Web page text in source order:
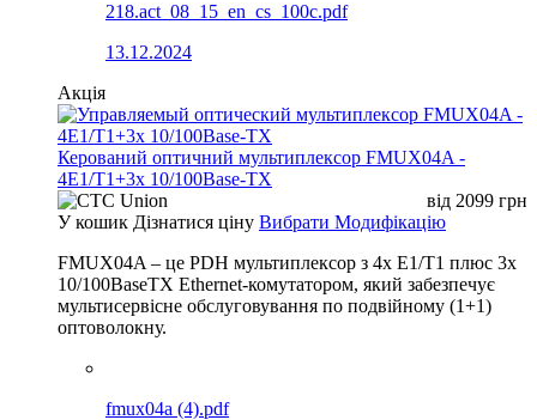
218.act_08_15_en_cs_100c.pdf
13.12.2024
Акція
Керований оптичний мультиплексор FMUX04A -
4E1/T1+3x 10/100Base-TX
від 2099 грн
У кошик Дізнатися ціну Вибрати Модифікацію
FMUX04A – це PDH мультиплексор з 4x E1/T1 плюс 3x
10/100BaseTX Ethernet-комутатором, який забезпечує
мультисервісне обслуговування по подвійному (1+1)
оптоволокну.
fmux04a (4).pdf